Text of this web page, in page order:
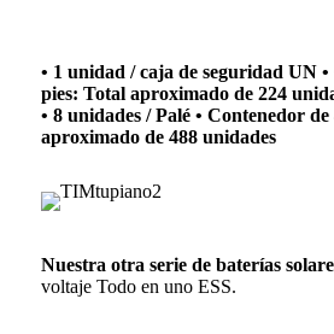
• 1 unidad / caja de seguridad UN
pies: Total aproximado de 224
• 8 unidades / Palé • Contenedor
aproximado de 488 unidades
Nuestra otra serie de baterías
voltaje Todo en uno ESS.